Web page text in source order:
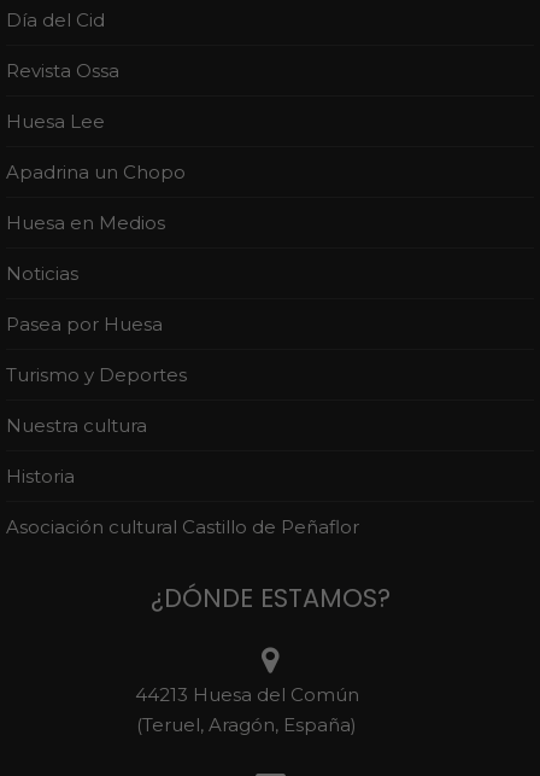
Día del Cid
Revista Ossa
Huesa Lee
Apadrina un Chopo
Huesa en Medios
Noticias
Pasea por Huesa
Turismo y Deportes
Nuestra cultura
Historia
Asociación cultural Castillo de Peñaflor
¿DÓNDE ESTAMOS?
44213 Huesa del Común
(Teruel, Aragón, España)